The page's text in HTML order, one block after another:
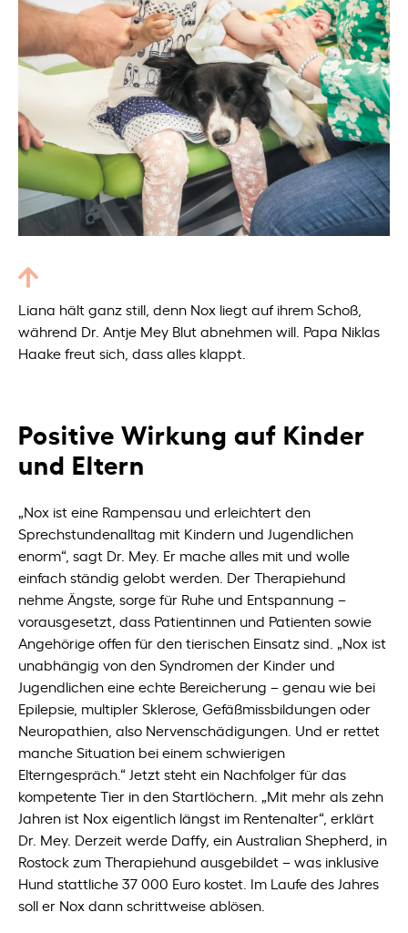
Positive Wirkung auf Kinder
und Eltern
„Nox ist eine Rampensau und erleichtert den
Sprechstundenalltag mit Kindern und Jugendlichen
enorm“, sagt Dr. Mey. Er mache alles mit und wolle
einfach ständig gelobt werden. Der Therapiehund
nehme Ängste, sorge für Ruhe und Entspannung –
vorausgesetzt, dass Patientinnen und Patienten sowie
Angehörige offen für den tierischen Einsatz sind. „Nox ist
unabhängig von den Syndromen der Kinder und
Jugendlichen eine echte Bereicherung – genau wie bei
Epilepsie, multipler Sklerose, Gefäßmissbildungen oder
Neuropathien, also Nervenschädigungen. Und er rettet
manche Situation bei einem schwierigen
Elterngespräch.“ Jetzt steht ein Nachfolger für das
kompetente Tier in den Startlöchern. „Mit mehr als zehn
Jahren ist Nox eigentlich längst im Rentenalter“, erklärt
Dr. Mey. Derzeit werde Daffy, ein Australian Shepherd, in
Rostock zum Therapiehund ausgebildet – was inklusive
Hund stattliche 37 000 Euro kostet. Im Laufe des Jahres
soll er Nox dann schrittweise ablösen.
Liana hält ganz still, denn Nox liegt auf ihrem Schoß,
während Dr. Antje Mey Blut abnehmen will. Papa Niklas
Haake freut sich, dass alles klappt.